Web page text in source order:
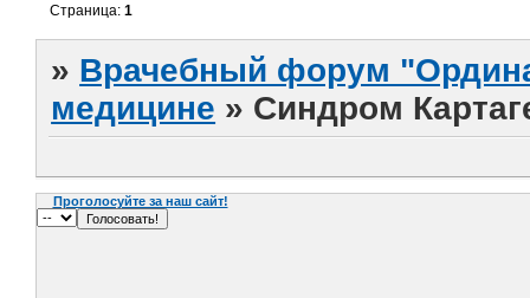
Страница:1
» Врачебный форум
медицине » Синдром
Проголосуйте за наш сайт!